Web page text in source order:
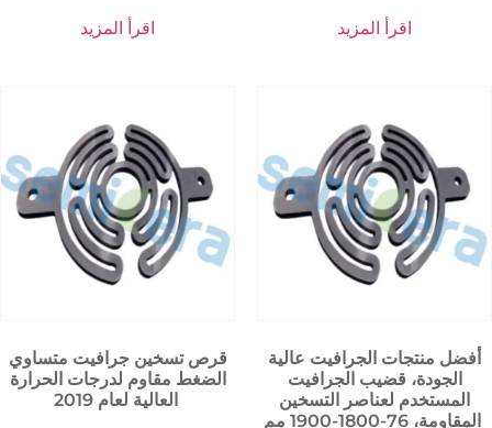
اقرأ المزيد اقرأ المزيد
قرص تسخين جرافيت متساوي
الضغط مقاوم لدرجات الحرارة
أفضل منتجات الجرافيت عالية
الجودة، قضيب الجرافيت
المستخدم لعناصر التسخين